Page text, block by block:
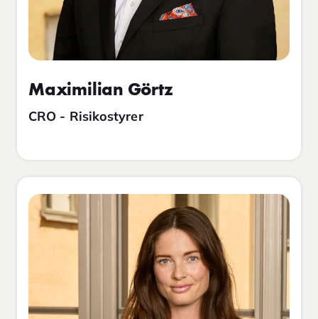
Maximilian Görtz
CRO - Risikostyrer